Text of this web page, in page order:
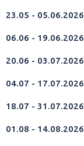
23.05 - 05.06.2026
06.06 - 19.06.2026
20.06 - 03.07.2026
04.07 - 17.07.2026
18.07 - 31.07.2026
01.08 - 14.08.2026